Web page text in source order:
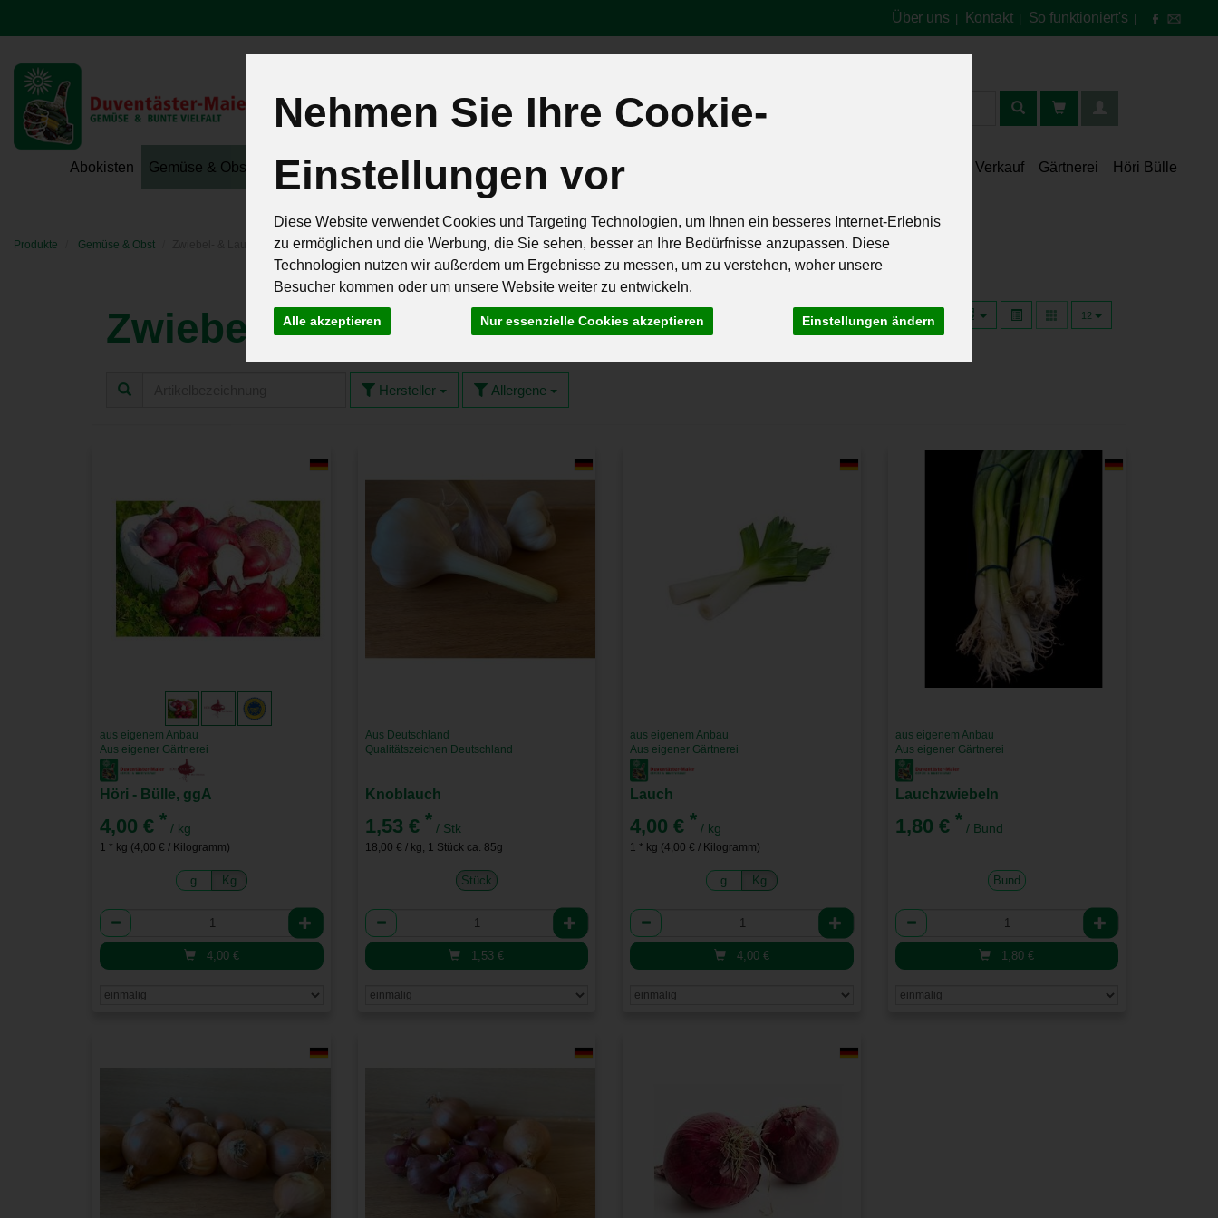
Nehmen Sie Ihre Cookie-
Einstellungen vor
Diese Website verwendet Cookies und Targeting Technologien, um Ihnen ein besseres Internet-Erlebnis
zu ermöglichen und die Werbung, die Sie sehen, besser an Ihre Bedürfnisse anzupassen. Diese
Technologien nutzen wir außerdem um Ergebnisse zu messen, um zu verstehen, woher unsere
Besucher kommen oder um unsere Website weiter zu entwickeln.
Alle akzeptieren Nur essenzielle Cookies akzeptieren Einstellungen ändern
Über uns Kontakt| So funktioniert's
Hoeri - Gemüse
Abokisten Gemüse & Obst Hofeigene Spezialitäten Brot & Eier Feinkost & Geschenke Verkauf Gärtnerei Höri Bülle
Produkte Gemüse & Obst Zwiebel- & Lauchgemüse
Zwiebel- & Lauchgemüse 7 von 259
12
Hersteller Allergene
aus eigenem Anbau
Aus eigener Gärtnerei
Höri - Bülle, ggA
4,00 € * / kg
1 * kg (4,00 € / Kilogramm)
g Kg
Anzahl
4,00 €
Aus Deutschland
Qualitätszeichen Deutschland
Knoblauch
1,53 €* / Stk
18,00 € / kg, 1 Stück ca. 85g
Stück
Anzahl
1,53€
aus eigenem Anbau
Aus eigener Gärtnerei
Lauch
4,00 € * / kg
1 * kg (4,00 € / Kilogramm)
g Kg
Anzahl
4,00 €
aus eigenem Anbau
Aus eigener Gärtnerei
Lauchzwiebeln
1,80 €* / Bund
Bund
Anzahl
1,80€